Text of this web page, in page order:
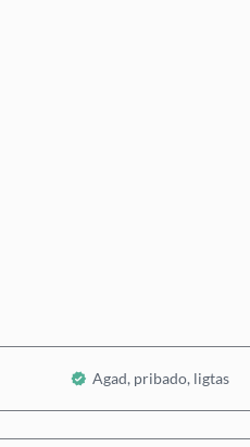
Agad, pribado, ligtas